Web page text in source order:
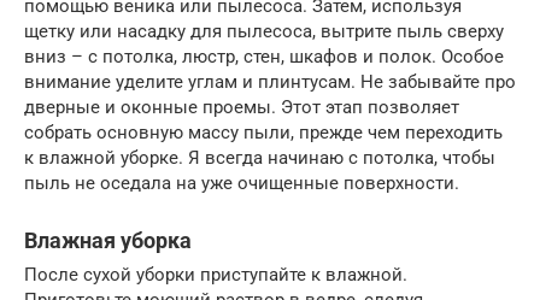
помощью веника или пылесоса. Затем, используя
щетку или насадку для пылесоса, вытрите пыль сверху
вниз – с потолка, люстр, стен, шкафов и полок. Особое
внимание уделите углам и плинтусам. Не забывайте про
дверные и оконные проемы. Этот этап позволяет
собрать основную массу пыли, прежде чем переходить
к влажной уборке. Я всегда начинаю с потолка, чтобы
пыль не оседала на уже очищенные поверхности.
Влажная уборка
После сухой уборки приступайте к влажной.